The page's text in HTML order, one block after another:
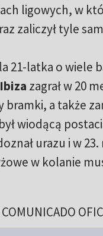
ligowych, w
zaliczył tyle
21-latka o wiele
zagrał w 20
bramki, a także
był wiodącą
urazu i w
w kolanie